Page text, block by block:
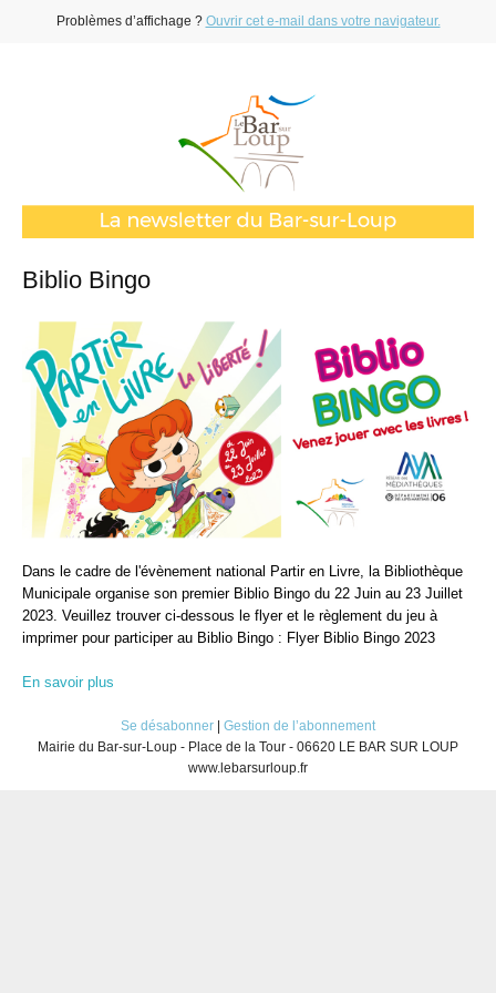
Problèmes d’affichage ? Ouvrir cet e-mail dans votre navigateur.
Biblio Bingo
Dans le cadre de l'évènement national Partir en Livre, la Bibliothèque
Municipale organise son premier Biblio Bingo du 22 Juin au 23 Juillet
2023. Veuillez trouver ci-dessous le flyer et le règlement du jeu à
imprimer pour participer au Biblio Bingo : Flyer Biblio Bingo 2023
En savoir plus
Se désabonner
Gestion de l’abonnement
Mairie du Bar-sur-Loup - Place de la Tour - 06620 LE BAR SUR LOUP
www.lebarsurloup.fr